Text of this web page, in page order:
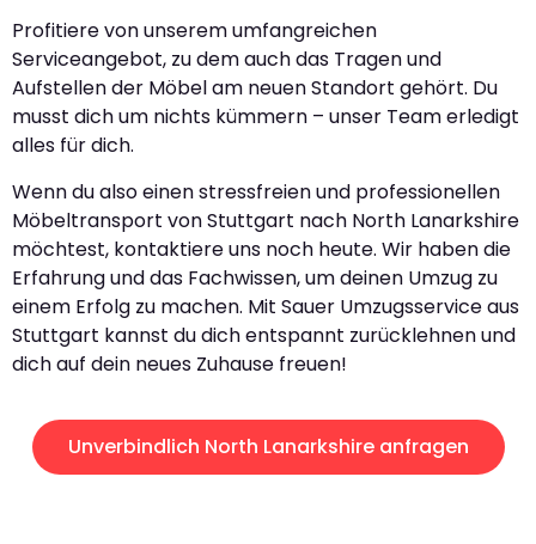
Profitiere von unserem umfangreichen
Serviceangebot, zu dem auch das Tragen und
Aufstellen der Möbel am neuen Standort gehört. Du
musst dich um nichts kümmern – unser Team erledigt
alles für dich.
Wenn du also einen stressfreien und professionellen
Möbeltransport von Stuttgart nach North Lanarkshire
möchtest, kontaktiere uns noch heute. Wir haben die
Erfahrung und das Fachwissen, um deinen Umzug zu
einem Erfolg zu machen. Mit Sauer Umzugsservice aus
Stuttgart kannst du dich entspannt zurücklehnen und
dich auf dein neues Zuhause freuen!
Unverbindlich North Lanarkshire anfragen